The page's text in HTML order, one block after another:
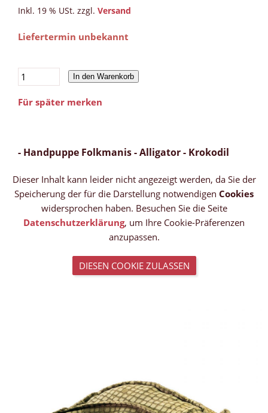
Inkl. 19 % USt. zzgl. Versand
Liefertermin unbekannt
In den Warenkorb
Für später merken
- Handpuppe Folkmanis - Alligator - Krokodil
Dieser Inhalt kann leider nicht angezeigt werden, da Sie der
Speicherung der für die Darstellung notwendigen Cookies
widersprochen haben. Besuchen Sie die Seite
Datenschutzerklärung, um Ihre Cookie-Präferenzen
anzupassen.
DIESEN COOKIE ZULASSEN